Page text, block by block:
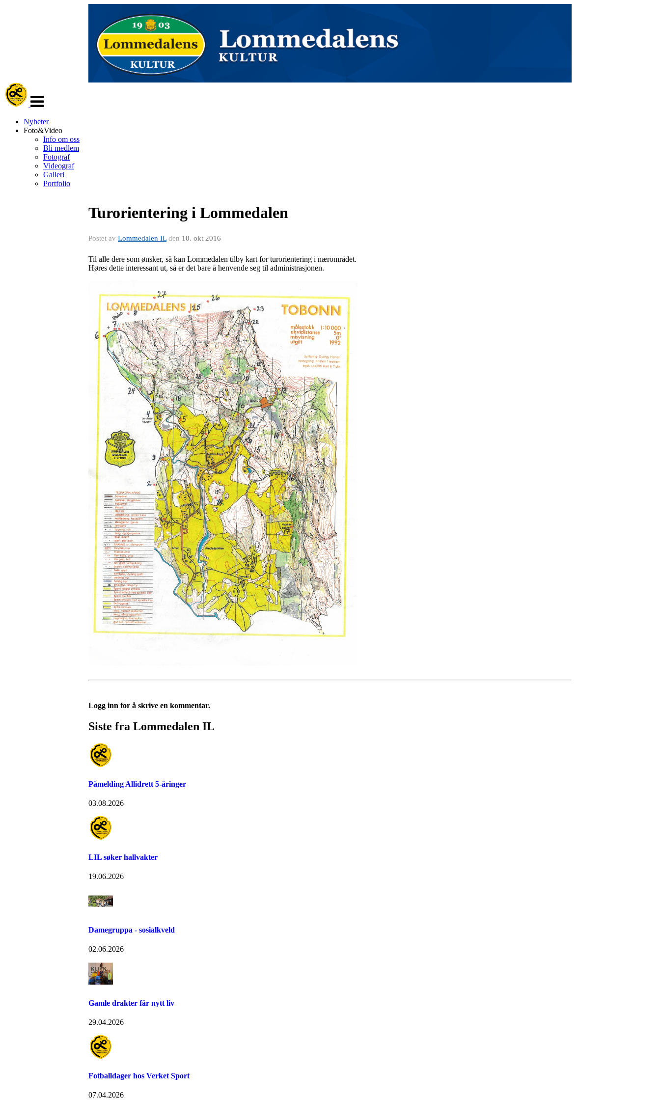
navigasjon
Nyheter
Foto&Video
Info om oss
Bli medlem
Fotograf
Videograf
Galleri
Portfolio
Turorientering i Lommedalen
Postet av Lommedalen ILden 10. okt 2016
Til alle dere som ønsker, så kan Lommedalen tilby kart for turorientering i nærområdet.
Høres dette interessant ut, så er det bare å henvende seg til administrasjonen.
Logg inn for å skrive en kommentar.
Siste fra Lommedalen IL
Påmelding Allidrett 5-åringer
03.08.2026
LIL søker hallvakter
19.06.2026
Damegruppa - sosialkveld
02.06.2026
Gamle drakter får nytt liv
29.04.2026
Fotballdager hos Verket Sport
07.04.2026